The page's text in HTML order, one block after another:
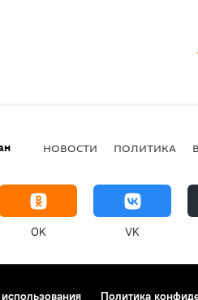
НОВОСТИ ПОЛИТИКА
OK VK
Политика